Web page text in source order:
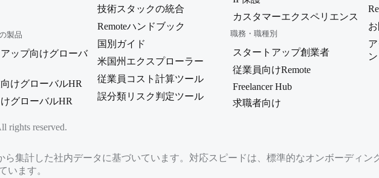
製品
ップ向けグローバ
けグローバルHR
グローバルHR
技術スタックの統合
Remoteハンドブック
国別ガイド
米国州エクスプローラー
従業員コスト計算ツール
誤分類リスク判定ツール
カスタマーエクスペリエンス
職務・職種別
スタートアップ創業者
従業員向けRemote
Freelancer Hub
求職者向け
ン
rights reserved.
集計した社内データに基づいています。対応スピードは、標準的なオンボーディン
います。